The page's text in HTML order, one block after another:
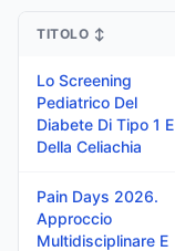
TITOLO ↕
Lo Screening
Pediatrico Del
Diabete Di Tipo 1 E
Della Celiachia
Pain Days 2026.
Approccio
Multidisciplinare E